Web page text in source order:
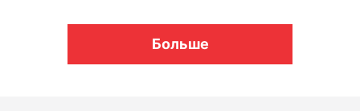
Больше